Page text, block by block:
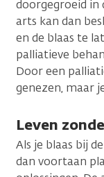
doorgegroeid in
arts kan dan
en de blaas te
palliatieve
Door een
genezen, maar
Leven
Als je blaas bij
dan voortaan